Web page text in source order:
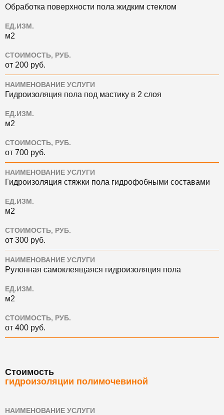
Обработка поверхности пола жидким стеклом
ЕД.ИЗМ.
м2
СТОИМОСТЬ, РУБ.
от 200 руб.
НАИМЕНОВАНИЕ УСЛУГИ
Гидроизоляция пола под мастику в 2 слоя
ЕД.ИЗМ.
м2
СТОИМОСТЬ, РУБ.
от 700 руб.
НАИМЕНОВАНИЕ УСЛУГИ
Гидроизоляция стяжки пола гидрофобными составами
ЕД.ИЗМ.
м2
СТОИМОСТЬ, РУБ.
от 300 руб.
НАИМЕНОВАНИЕ УСЛУГИ
Рулонная самоклеящаяся гидроизоляция пола
ЕД.ИЗМ.
м2
СТОИМОСТЬ, РУБ.
от 400 руб.
Стоимость
гидроизоляции полимочевиной
НАИМЕНОВАНИЕ УСЛУГИ